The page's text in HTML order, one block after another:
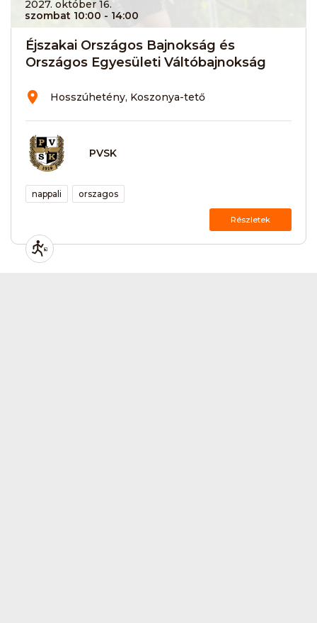
2027. október 16.
szombat 10:00 - 14:00
Éjszakai Országos Bajnokság és
Országos Egyesületi Váltóbajnokság
Hosszúhetény, Koszonya-tető
PVSK
nappali orszagos
Részletek